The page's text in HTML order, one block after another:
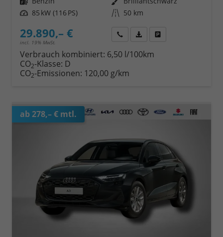
Leistung 85 kW (116 PS) Kilometerstand 50 km
29.890,– €
incl. 19% MwSt.
Wir rufen Sie anFahrzeugexposé (PDF)
Verbrauch kombiniert: 6,50 l/100km
CO2-Klasse: D
CO2-Emissionen: 120,00 g/km
ab 278,– € mtl.